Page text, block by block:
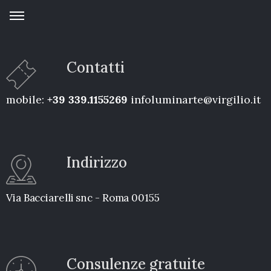
Contatti
mobile: +39 339.1155269 infoluminarte@virgilio.it
Indirizzo
Via Bacciarelli snc - Roma 00155
Consulenze gratuite